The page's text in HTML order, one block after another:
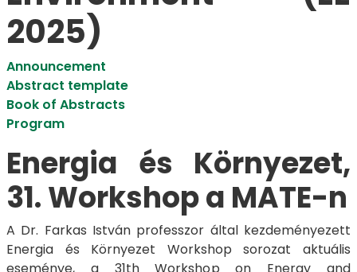
2025)
Announcement
Abstract template
Book of Abstracts
Program
Energia és Környezet,
31. Workshop a MATE-n
A Dr. Farkas István professzor által kezdeményezett
Energia és Környezet Workshop sorozat aktuális